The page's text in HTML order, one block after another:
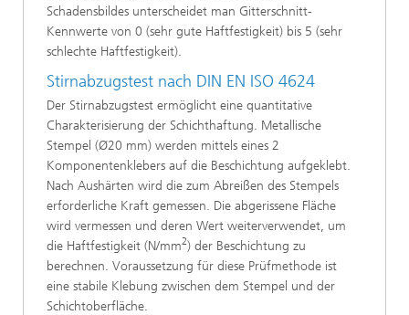
Schadensbildes unterscheidet man Gitterschnitt-
Kennwerte von 0 (sehr gute Haftfestigkeit) bis 5 (sehr
schlechte Haftfestigkeit).
Stirnabzugstest nach DIN EN ISO 4624
Der Stirnabzugstest ermöglicht eine quantitative
Charakterisierung der Schichthaftung. Metallische
Stempel (Ø20 mm) werden mittels eines 2
Komponentenklebers auf die Beschichtung aufgeklebt.
Nach Aushärten wird die zum Abreißen des Stempels
erforderliche Kraft gemessen. Die abgerissene Fläche
wird vermessen und deren Wert weiterverwendet, um
die Haftfestigkeit (N/mm2) der Beschichtung zu
berechnen. Voraussetzung für diese Prüfmethode ist
eine stabile Klebung zwischen dem Stempel und der
Schichtoberfläche.